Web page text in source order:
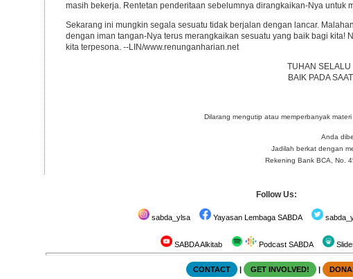
masih bekerja. Rentetan penderitaan sebelumnya dirangkaikan-Nya untuk
Sekarang ini mungkin segala sesuatu tidak berjalan dengan lancar.
dengan iman tangan-Nya terus merangkaikan sesuatu yang baik bagi
kita terpesona. --LIN/www.renunganharian.net
TUHAN SELALU
BAIK PADA
Dilarang mengutip atau memperbanyak
Anda
Jadilah berkat dengan
Rekening Bank BCA, No.
Follow Us:
sabda_ylsa Yayasan Lembaga SABDA
SABDA Alkitab Podcast SABDA
CONTACT | GET INVOLVED! |